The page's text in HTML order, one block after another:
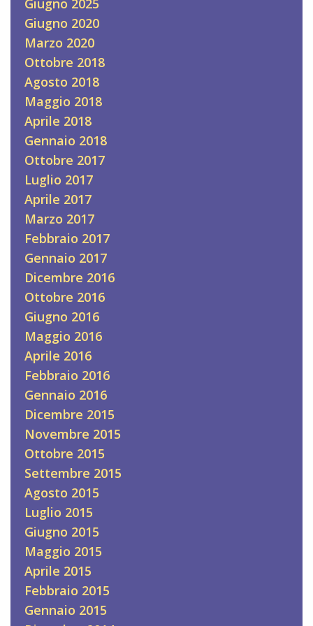
Giugno 2020
Marzo 2020
Ottobre 2018
Agosto 2018
Maggio 2018
Aprile 2018
Gennaio 2018
Ottobre 2017
Luglio 2017
Aprile 2017
Marzo 2017
Febbraio 2017
Gennaio 2017
Dicembre 2016
Ottobre 2016
Giugno 2016
Maggio 2016
Aprile 2016
Febbraio 2016
Gennaio 2016
Dicembre 2015
Novembre 2015
Ottobre 2015
Settembre 2015
Agosto 2015
Luglio 2015
Giugno 2015
Maggio 2015
Aprile 2015
Febbraio 2015
Gennaio 2015